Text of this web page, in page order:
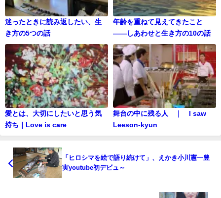
迷ったときに読み返したい、生
き方の5つの話
年齢を重ねて見えてきたこと
——しあわせと生き方の10の話
愛とは、大切にしたいと思う気
持ち｜Love is care
舞台の中に残る人 ｜ I saw
Leeson-kyun
「ヒロシマを絵で語り続けて」、えかき小川憲一豊
実youtube初デビュ～